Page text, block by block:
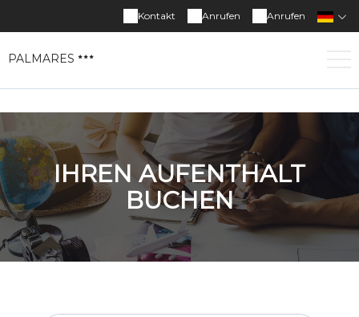
Anrufen
Anrufen
Kontakt
PALMARES
IHREN AUFENTHALT
BUCHEN